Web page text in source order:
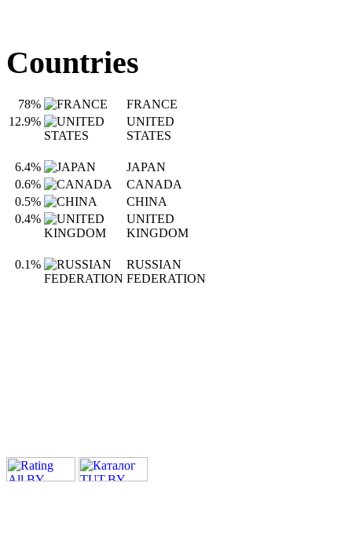
Countries
78%
FRANCE
12.9%
UNITED
STATES
6.4%
JAPAN
0.6%
CANADA
0.5%
CHINA
0.4%
UNITED
KINGDOM
0.1%
RUSSIAN
FEDERATION